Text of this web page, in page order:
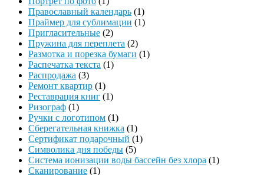
Православный календарь (1)
Праймер для сублимации (1)
Пригласительные (2)
Пружина для переплета (2)
Размотка и порезка бумаги (1)
Распечатка текста (1)
Распродажа (3)
Ремонт квартир (1)
Реставрация книг (1)
Ризограф (1)
Ручки с логотипом (1)
Сберегательная книжка (1)
Сертификат подарочный (1)
Символика дня победы (5)
Система ионизации воды бассейн без хлора (1)
Сканирование (1)